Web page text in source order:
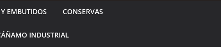
EMBUTIDOS CONSERVAS
INDUSTRIAL